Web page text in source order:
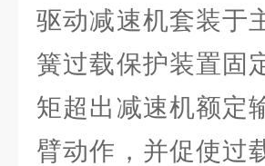
驱动减速机套装于
簧过载保护装置固
矩超出减速机额定
臂动作，并促使过